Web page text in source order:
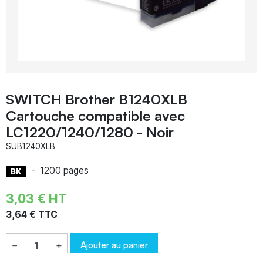
SWITCH Brother B1240XLB
Cartouche compatible avec
LC1220/1240/1280 - Noir
SUB1240XLB
- 1200 pages
3,03 € HT
3,64 € TTC
− + Ajouter au panier